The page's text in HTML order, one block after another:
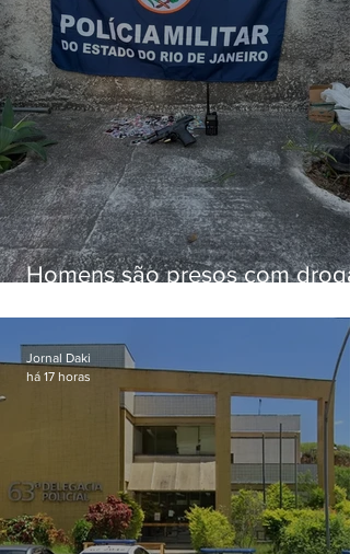
Homens são presos com
Jornal Daki
há 17 horas